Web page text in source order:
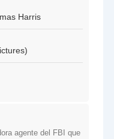
Harris
agente del FBI que